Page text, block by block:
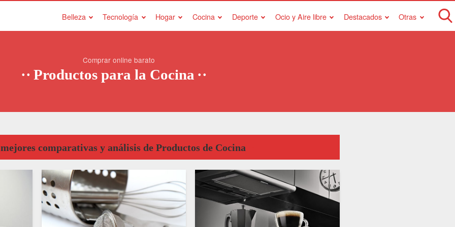
Belleza Tecnología Hogar Cocina Deporte Ocio y Aire libre Destacados Otras
Comprar online barato
Productos para la Cocina
comparativas y análisis de Productos de Cocina